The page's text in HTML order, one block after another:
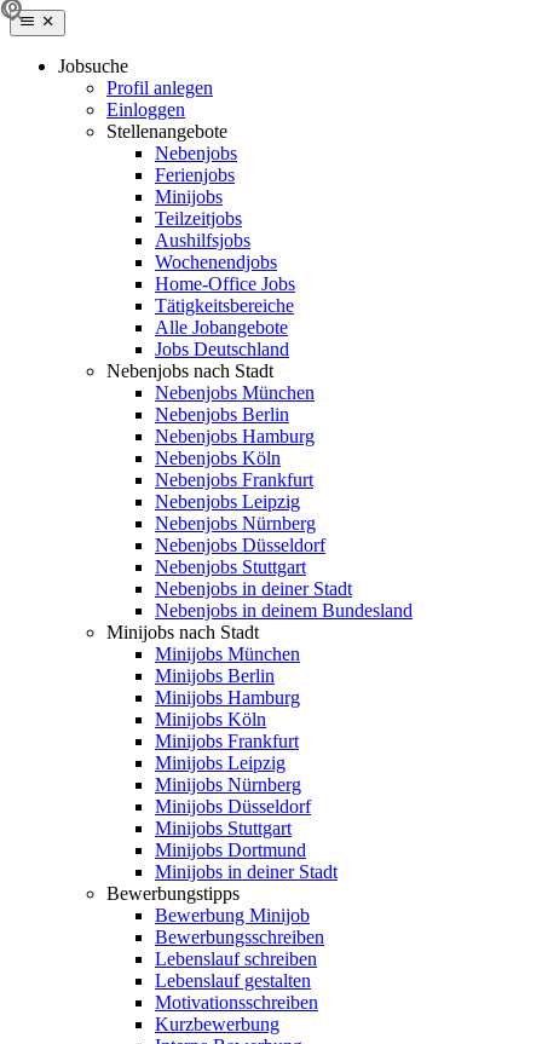
Jobsuche
Profil anlegen
Einloggen
Stellenangebote
Nebenjobs
Ferienjobs
Minijobs
Teilzeitjobs
Aushilfsjobs
Wochenendjobs
Home-Office Jobs
Tätigkeitsbereiche
Alle Jobangebote
Jobs Deutschland
Nebenjobs nach Stadt
Nebenjobs München
Nebenjobs Berlin
Nebenjobs Hamburg
Nebenjobs Köln
Nebenjobs Frankfurt
Nebenjobs Leipzig
Nebenjobs Nürnberg
Nebenjobs Düsseldorf
Nebenjobs Stuttgart
Nebenjobs in deiner Stadt
Nebenjobs in deinem Bundesland
Minijobs nach Stadt
Minijobs München
Minijobs Berlin
Minijobs Hamburg
Minijobs Köln
Minijobs Frankfurt
Minijobs Leipzig
Minijobs Nürnberg
Minijobs Düsseldorf
Minijobs Stuttgart
Minijobs Dortmund
Minijobs in deiner Stadt
Bewerbungstipps
Bewerbung Minijob
Bewerbungsschreiben
Lebenslauf schreiben
Lebenslauf gestalten
Motivationsschreiben
Kurzbewerbung